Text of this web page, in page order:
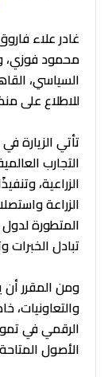
غادر علاء
محمود فوزي،
السياسي،
للاطلاع على
تأتي الزيارة
التجارب
الزراعية،
الزراعة
المتطورة
تبادل الخبرات
ومن المقرر
والتعاونيات،
الرقمي في
الأصول